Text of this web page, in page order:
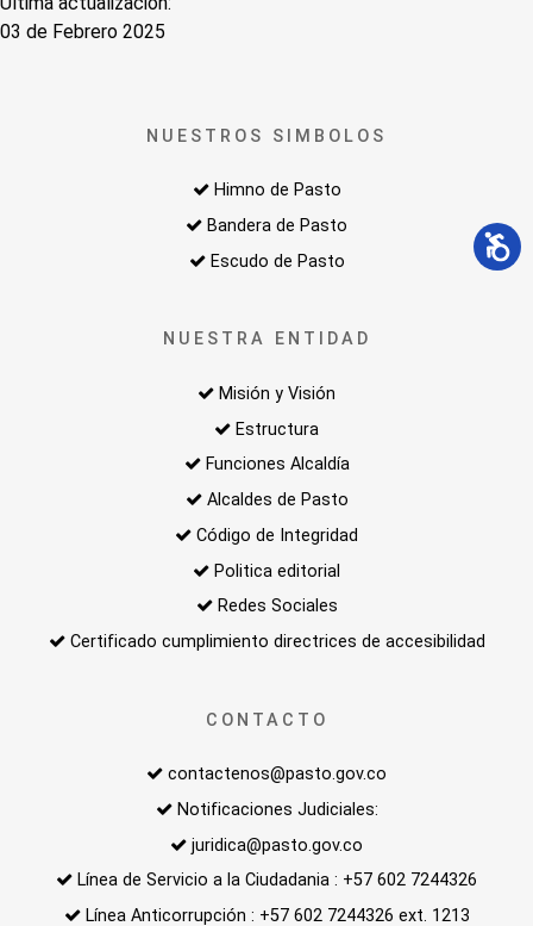
03 de Febrero 2025
NUESTROS SIMBOLOS
Himno de Pasto
Bandera de Pasto
Escudo de Pasto
NUESTRA ENTIDAD
Misión y Visión
Estructura
Funciones Alcaldía
Alcaldes de Pasto
Código de Integridad
Politica editorial
Redes Sociales
Certificado cumplimiento directrices de accesibilidad
CONTACTO
contactenos@pasto.gov.co
Notificaciones Judiciales:
juridica@pasto.gov.co
Línea de Servicio a la Ciudadania : +57 602 7244326
Línea Anticorrupción : +57 602 7244326 ext. 1213